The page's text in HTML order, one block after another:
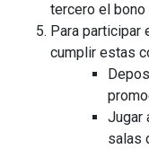
tercero el bono
Para participar
cumplir estas
Jugar
salas